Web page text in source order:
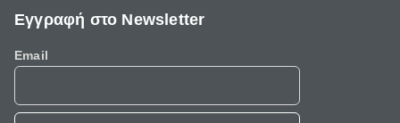
Εγγραφή στο Newsletter
Email